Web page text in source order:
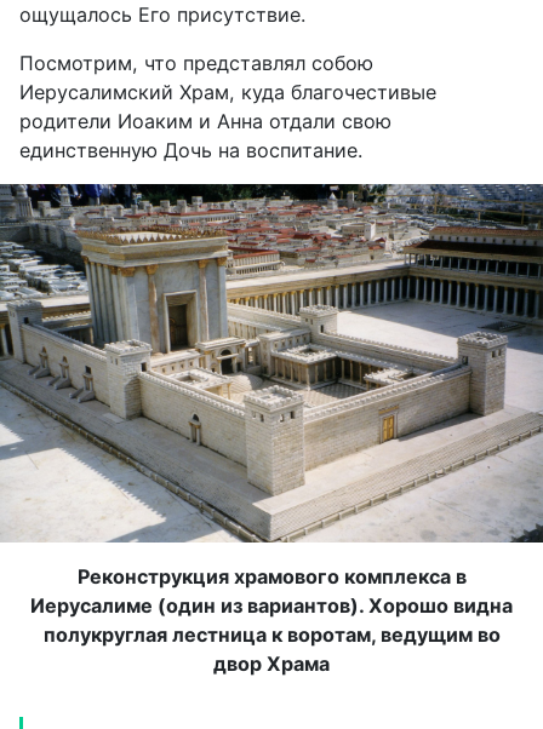
ощущалось Его присутствие.
Посмотрим, что представлял собою
Иерусалимский Храм, куда благочестивые
родители Иоаким и Анна отдали свою
единственную Дочь на воспитание.
Реконструкция храмового комплекса в
Иерусалиме (один из вариантов). Хорошо видна
полукруглая лестница к воротам, ведущим во
двор Храма